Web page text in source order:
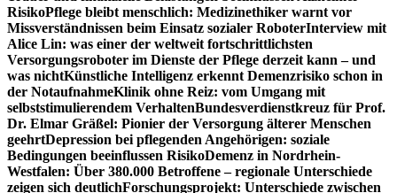
RisikoPflege bleibt menschlich: Medizinethiker warnt vor
Missverständnissen beim Einsatz sozialer RoboterInterview mit
Alice Lin: was einer der weltweit fortschrittlichsten
Versorgungsroboter im Dienste der Pflege derzeit kann – und
was nichtKünstliche Intelligenz erkennt Demenzrisiko schon in
der NotaufnahmeKlinik ohne Reiz: vom Umgang mit
selbststimulierendem VerhaltenBundesverdienstkreuz für Prof.
Dr. Elmar Gräßel: Pionier der Versorgung älterer Menschen
geehrtDepression bei pflegenden Angehörigen: soziale
Bedingungen beeinflussen RisikoDemenz in Nordrhein-
Westfalen: Über 380.000 Betroffene – regionale Unterschiede
zeigen sich deutlichForschungsprojekt: Unterschiede zwischen